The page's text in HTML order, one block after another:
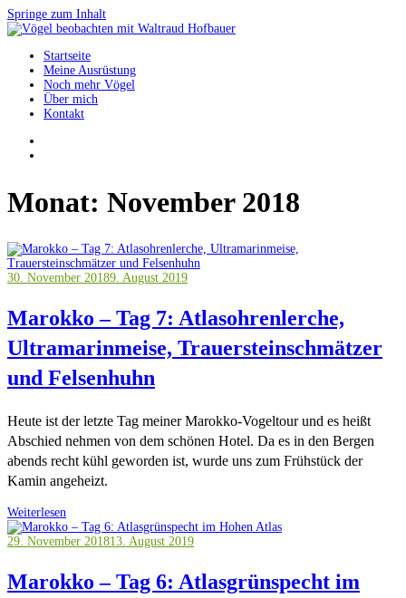
Springe zum Inhalt
Vögel beobachten mit Waltraud Hofbauer
Startseite
Meine Ausrüstung
Noch mehr Vögel
Über mich
Kontakt
Monat: November 2018
30. November 20189. August 2019
Marokko – Tag 7: Atlasohrenlerche,
Ultramarinmeise, Trauersteinschmätzer
und Felsenhuhn
Heute ist der letzte Tag meiner Marokko-Vogeltour und es heißt
Abschied nehmen von dem schönen Hotel. Da es in den Bergen
abends recht kühl geworden ist, wurde uns zum Frühstück der
Kamin angeheizt.
Weiterlesen
29. November 201813. August 2019
Marokko – Tag 6: Atlasgrünspecht im